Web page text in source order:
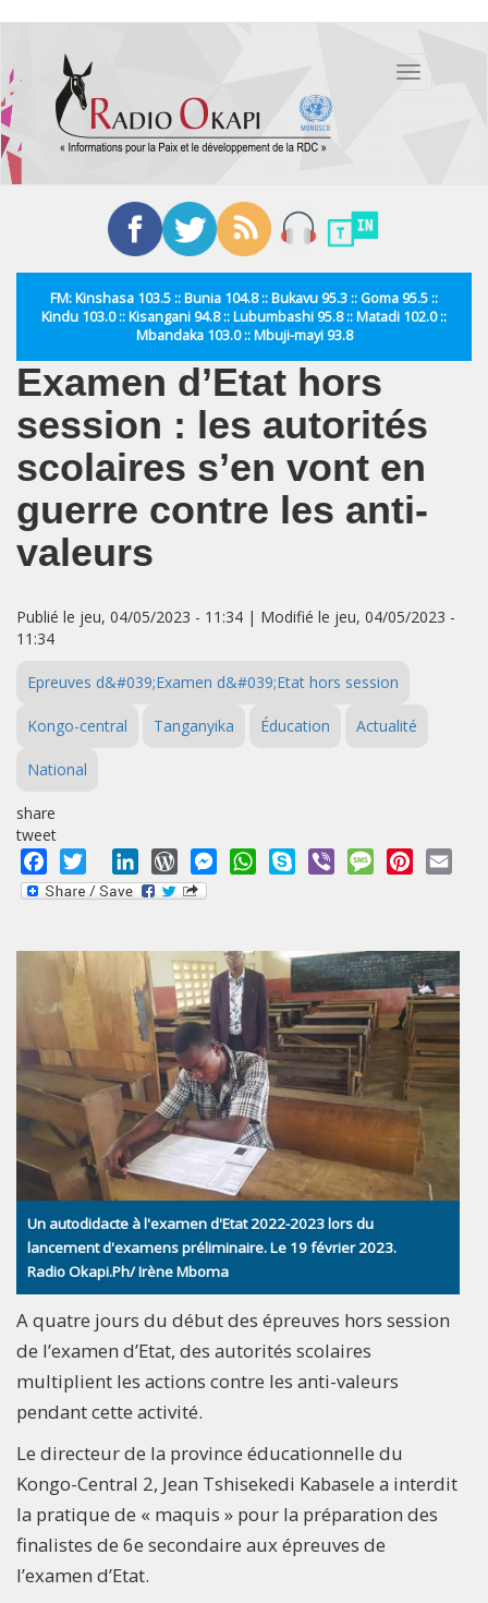
contenu
principal
Toggle
FM: Kinshasa 103.5 :: Bunia 104.8 :: Bukavu 95.3 :: Goma 95.5 ::
Kindu 103.0 :: Kisangani 94.8 :: Lubumbashi 95.8 :: Matadi 102.0 ::
Mbandaka 103.0 :: Mbuji-mayi 93.8
Examen d’Etat hors
session : les autorités
scolaires s’en vont en
guerre contre les anti-
valeurs
Publié le jeu, 04/05/2023 - 11:34 | Modifié le jeu, 04/05/2023 -
11:34
Epreuves d&#039;Examen d&#039;Etat hors session
Kongo-central Tanganyika Éducation Actualité
National
share
tweet
Facebook
Twitter LinkedInWordPressMessengerWhatsApp
Skype Viber MessagePinterest
Un autodidacte à l'examen d'Etat 2022-2023 lors du
lancement d'examens préliminaire. Le 19 février 2023.
Radio Okapi.Ph/ Irène Mboma
A quatre jours du début des épreuves hors session
de l’examen d’Etat, des autorités scolaires
multiplient les actions contre les anti-valeurs
pendant cette activité.
Le directeur de la province éducationnelle du
Kongo-Central 2, Jean Tshisekedi Kabasele a interdit
la pratique de « maquis » pour la préparation des
finalistes de 6e secondaire aux épreuves de
l’examen d’Etat.